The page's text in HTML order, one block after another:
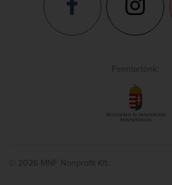
Fenntartónk:
© 2026 MNF Nonprofit Kft.